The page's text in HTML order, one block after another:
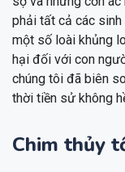
phải tất cả các
một số loài khủng
hại đối với con
chúng tôi đã biên
thời tiền sử không
Chim thủy